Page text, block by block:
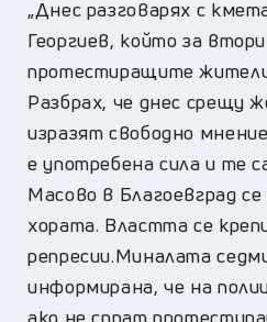
„Днес разговарях с
Георгиев, който за
протестиращите
Разбрах, че днес срещу
изразят свободно
е употребена сила и те
Масово в Благоевград
хората. Властта се
репресии.Миналата
информирана, че на
ако не спрат